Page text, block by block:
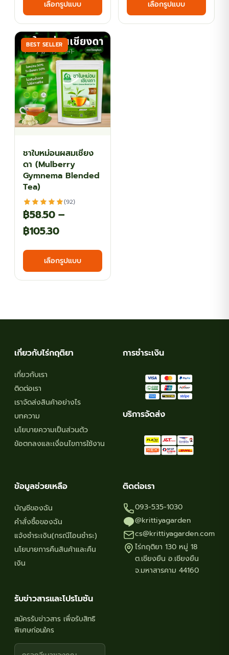
through
฿111.60
เลือกรูปแบบ
has
multiple
variants.
The
options
may
be
chosen
on
เลือกรูปแบบ
has
BEST SELLER
ชาใบหม่อนผสมเชียง
ดา (Mulberry
Gymnema Blended
Tea)
(92)
฿58.50 –
฿105.30Price
range:
฿58.50
through
เลือกรูปแบบ
This
has
The
product
เกี่ยวกับไร่กฤติยา
เกี่ยวกับเรา
ติดต่อเรา
เราจัดส่งสินค้าอย่างไร
บทความ
นโยบายความเป็นส่วนตัว
ข้อตกลงและเงื่อนไขการใช้งาน
การชำระเงิน
บริการจัดส่ง
ข้อมูลช่วยเหลือ
บัญชีของฉัน
คำสั่งซื้อของฉัน
แจ้งชำระเงิน(กรณีโอนชำระ)
นโยบายการคืนสินค้าและคืน
เงิน
ติดต่อเรา
093-535-1030
@krittiyagarden
cs@krittiyagarden.com
ไร่กฤติยา 130 หมู่ 18
ต.เชียงยืน อ.เชียงยืน
จ.มหาสารคาม 44160
รับข่าวสารและโปรโมชัน
สมัครรับข่าวสาร เพื่อรับสิทธิ
พิเศษก่อนใคร